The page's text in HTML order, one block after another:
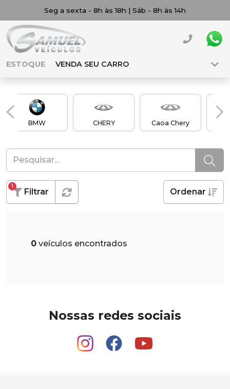
Seg a sexta - 8h às 18h | Sáb - 8h às 14h
ESTOQUE VENDA SEU CARRO
BMW CHERY Caoa Chery
Filtrar
1
Ordenar
0 veículos encontrados
Nossas redes sociais